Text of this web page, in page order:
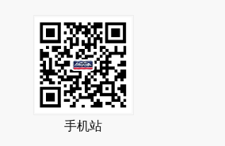
手机站